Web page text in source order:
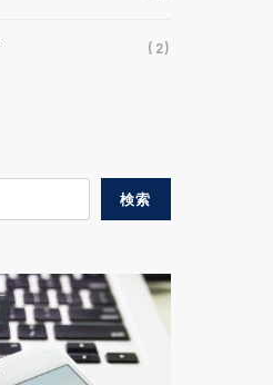
(2)
検索